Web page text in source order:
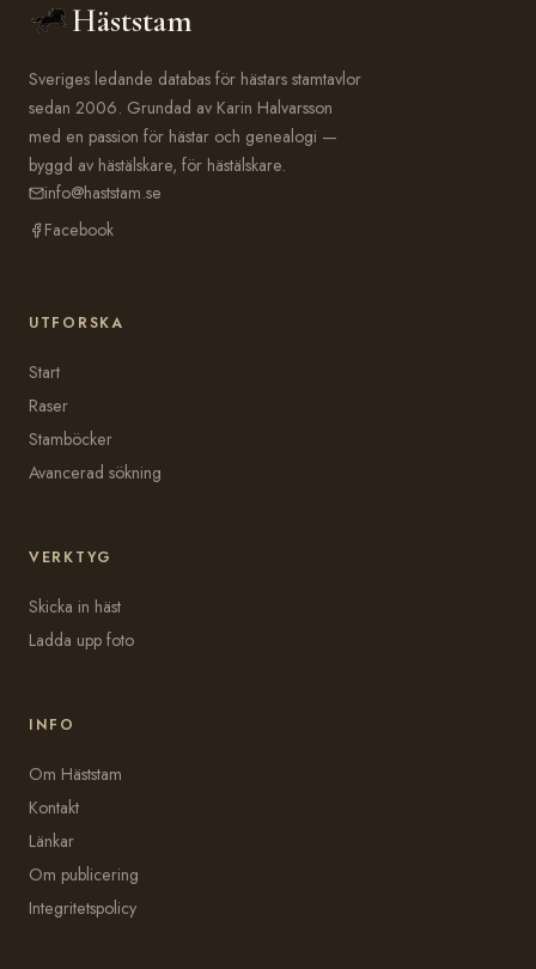
Häststam
Sveriges ledande databas för hästars stamtavlor
sedan 2006. Grundad av Karin Halvarsson
med en passion för hästar och genealogi —
byggd av hästälskare, för hästälskare.
info@haststam.se
Facebook
UTFORSKA
Start
Raser
Stamböcker
Avancerad sökning
VERKTYG
Skicka in häst
Ladda upp foto
INFO
Om Häststam
Kontakt
Länkar
Om publicering
Integritetspolicy